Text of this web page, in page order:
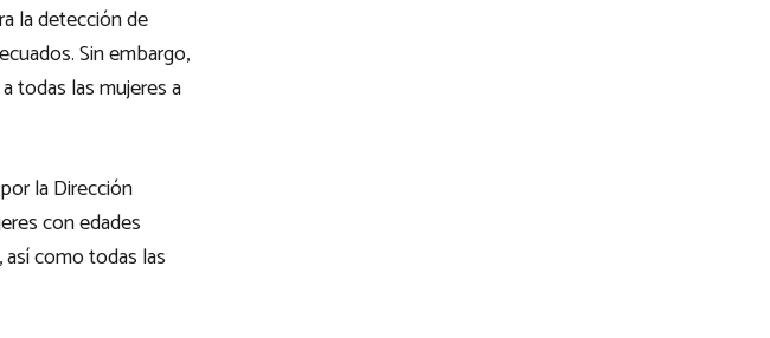
la detección de
Sin embargo,
todas las mujeres a
la Dirección
con edades
como todas las